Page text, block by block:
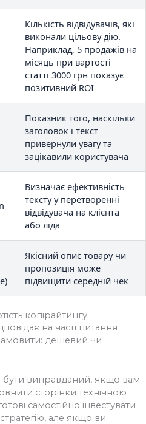
Кількість відвідувачів, які
виконали цільову дію.
Наприклад, 5 продажів на
місяць при вартості
статті 3000 грн показує
позитивний ROI
Показник того, наскільки
заголовок і текст
привернули увагу та
зацікавили користувача
Визначає ефективність
тексту у перетворенні
відвідувача на клієнта
або ліда
Якісний опис товару чи
пропозиція може
підвищити середній чек
копірайтингу.
дешевий чи
виправданий, якщо вам
сторінки технічною
самостійно інвестувати
але якщо ви